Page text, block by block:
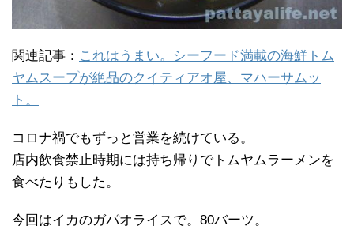
関連記事： これはうまい。シーフード満載の海鮮トム
ヤムスープが絶品のクイティアオ屋、マハーサムッ
ト。
コロナ禍でもずっと営業を続けている。
店内飲食禁止時期には持ち帰りでトムヤムラーメンを
食べたりもした。
今回はイカのガパオライスで。80バーツ。